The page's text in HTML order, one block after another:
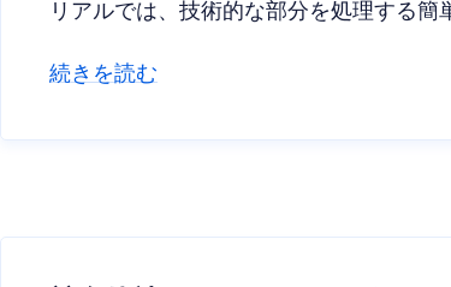
リアルでは、技術的な部分を処理する
続きを読む